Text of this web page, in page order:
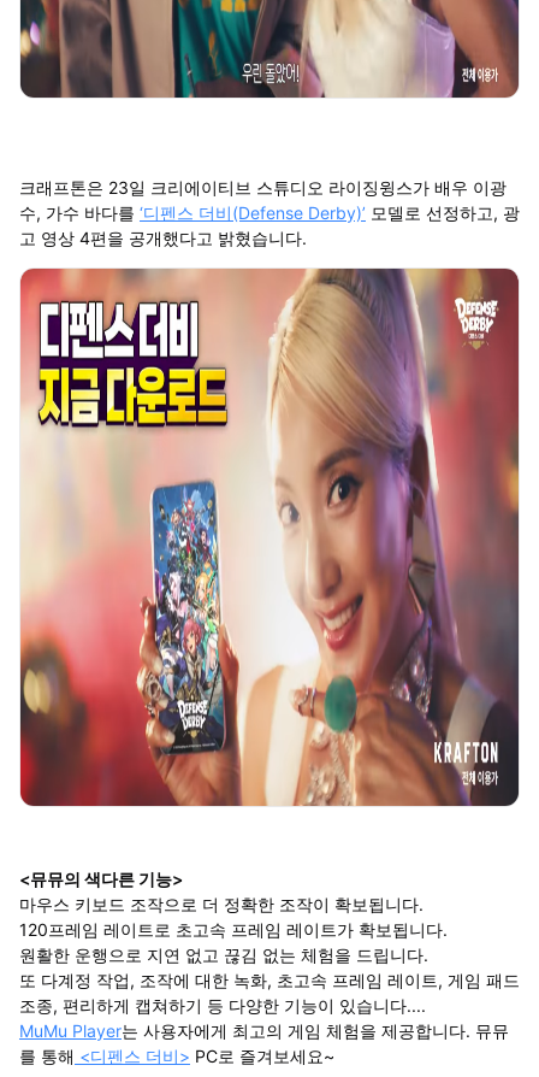
크래프톤은 23일 크리에이티브 스튜디오 라이징윙스가 배우 이광
수, 가수 바다를 ‘디펜스 더비(Defense Derby)’ 모델로 선정하고, 광
고 영상 4편을 공개했다고 밝혔습니다.
<뮤뮤의 색다른 기능>
마우스 키보드 조작으로 더 정확한 조작이 확보됩니다.
120프레임 레이트로 초고속 프레임 레이트가 확보됩니다.
원활한 운행으로 지연 없고 끊김 없는 체험을 드립니다.
또 다계정 작업, 조작에 대한 녹화, 초고속 프레임 레이트, 게임 패드
조종, 편리하게 캡쳐하기 등 다양한 기능이 있습니다....
MuMu Player는 사용자에게 최고의 게임 체험을 제공합니다. 뮤뮤
를 통해 <디펜스 더비> PC로 즐겨보세요~